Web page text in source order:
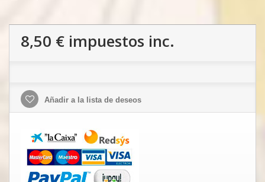
8,50 € impuestos inc.
Añadir a la lista de deseos